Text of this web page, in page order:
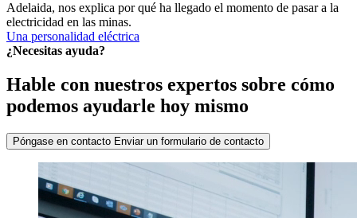
Adelaida, nos explica por qué ha llegado el momento de pasar a la
electricidad en las minas.
Una personalidad eléctrica
¿Necesitas ayuda?
Hable con nuestros expertos sobre cómo
podemos ayudarle hoy mismo
Póngase en contacto Enviar un formulario de contacto